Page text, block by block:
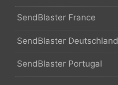
SendBlaster France
SendBlaster Deutschland
SendBlaster Portugal